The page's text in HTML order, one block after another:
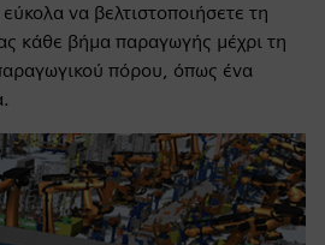
να βελτιστοποιήσετε τη
κάθε βήμα παραγωγής μέχρι τη
πόρου, όπως ένα